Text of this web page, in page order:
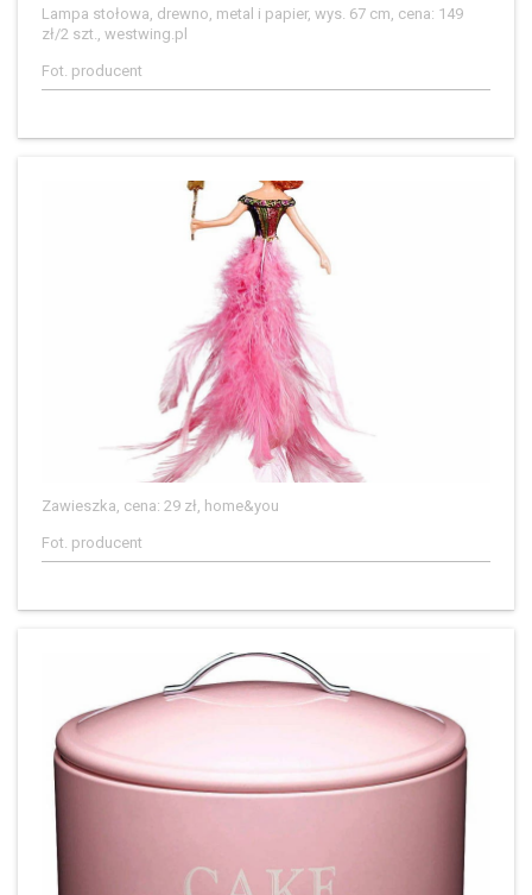
Lampa stołowa, drewno, metal i papier, wys. 67 cm, cena: 149
zł/2 szt., westwing.pl
Fot. producent
Zawieszka, cena: 29 zł, home&you
Fot. producent